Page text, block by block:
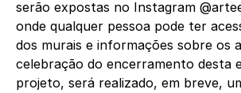
serão expostas no Instagram
onde qualquer pessoa pode ter
dos murais e informações sobre os
celebração do encerramento desta
projeto, será realizado, em breve,